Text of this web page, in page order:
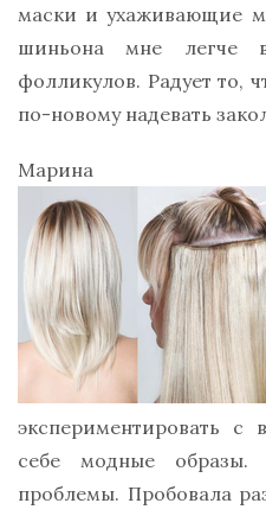
маски и ухаживающие
шиньона мне легче
фолликулов. Радует то,
по-новому надевать
Марина
экспериментировать
себе модные
проблемы. Пробовала